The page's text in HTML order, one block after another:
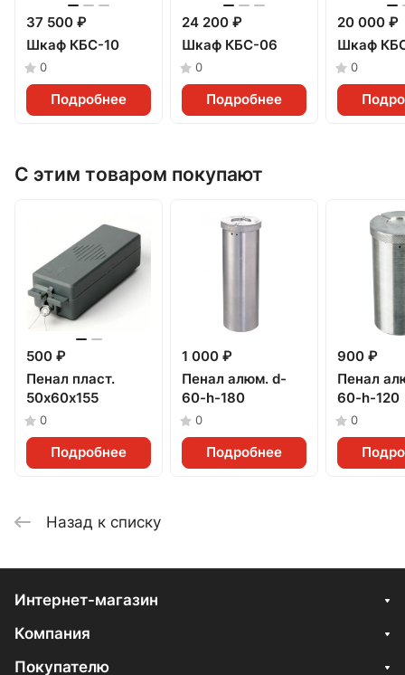
37 500 ₽
Шкаф КБС-10
0
Подробнее
24 200 ₽
Шкаф КБС-06
0
Подробнее
20 000 ₽
Шкаф
0
С этим товаром покупают
500 ₽
Пенал пласт.
50х60х155
0
Подробнее
1 000 ₽
Пенал алюм. d-
60-h-180
0
Подробнее
900 ₽
Пенал
60-h-120
0
Назад к списку
Интернет-магазин
Компания
Покупателю